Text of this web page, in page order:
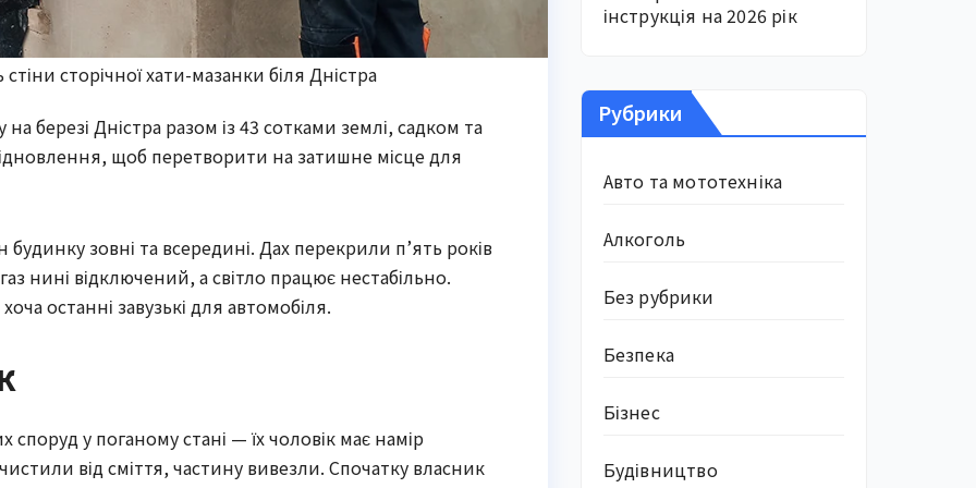
сторічної хати-мазанки біля Дністра
березі Дністра разом із 43 сотками землі, садком та
щоб перетворити на затишне місце для
зовні та всередині. Дах перекрили п’ять років
нині відключений, а світло працює нестабільно.
останні завузькі для автомобіля.
споруд у поганому стані — їх чоловік має намір
від сміття, частину вивезли. Спочатку власник
інструкція на 2026 рік
Рубрики
Авто та мототехніка
Алкоголь
Без рубрики
Безпека
Бізнес
Будівництво